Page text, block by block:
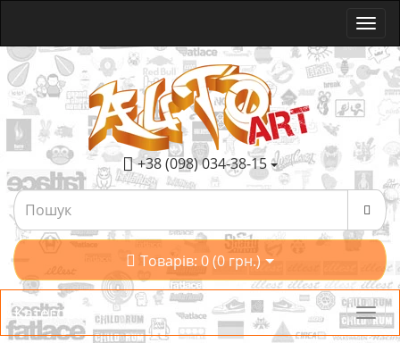
+38 (098) 034-38-15
Товарів: 0 (0 грн.)
Категорії